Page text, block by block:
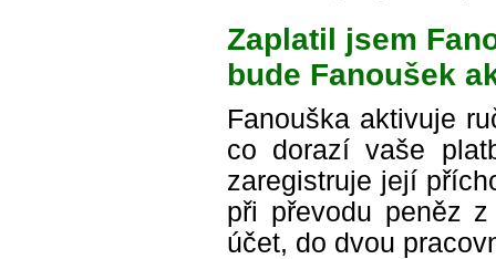
Zaplatil jsem
bude Fanoušek
Fanouška aktivuje
co dorazí vaše
zaregistruje její
při převodu peněz
účet, do dvou